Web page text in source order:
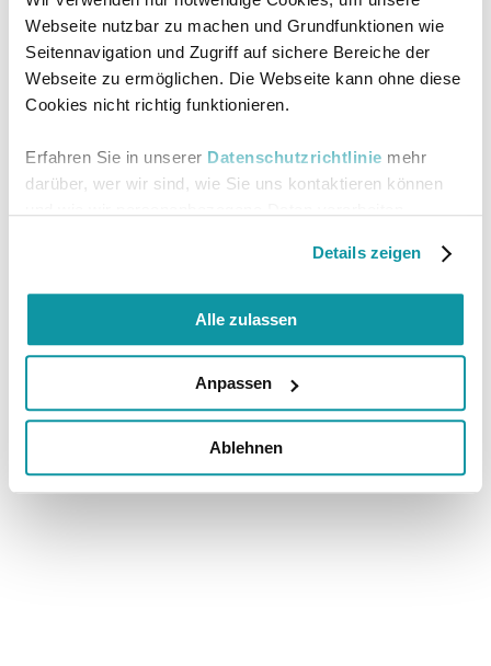
Webseite nutzbar zu machen und Grundfunktionen wie
Seitennavigation und Zugriff auf sichere Bereiche der
Webseite zu ermöglichen. Die Webseite kann ohne diese
Cookies nicht richtig funktionieren.
Erfahren Sie in unserer Datenschutzrichtlinie mehr
darüber, wer wir sind, wie Sie uns kontaktieren können
Details zeigen
Alle zulassen
Anpassen
Ablehnen